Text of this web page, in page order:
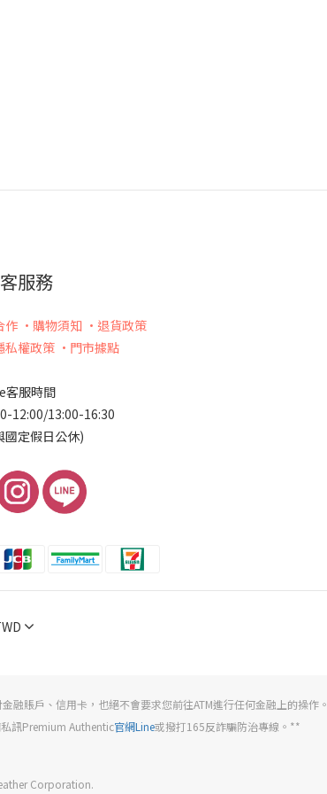
服務
作 •購物須知 •退貨政策
私權政策 •門市據點
客服時間
12:00/13:00-16:30
國定假日公休)
賬戶、信用卡，也絕不會要求您前往ATM進行任何金融上的操作。
訊Premium Authentic官網Line或撥打165反詐騙防治專線。**
Corporation.